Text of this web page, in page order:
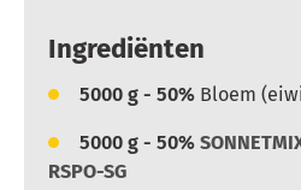
Ingrediënten
5000 g - 50% Bloem
5000 g - 50%
RSPO-SG